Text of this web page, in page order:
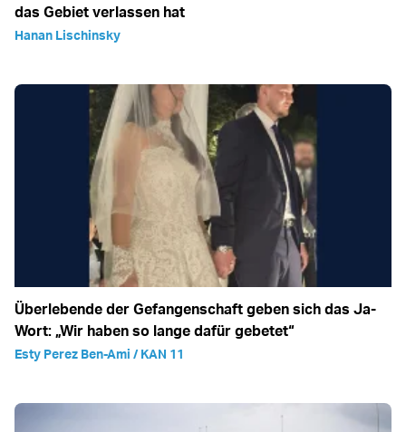
das Gebiet verlassen hat
Hanan Lischinsky
Überlebende der Gefangenschaft geben sich das Ja-
Wort: „Wir haben so lange dafür gebetet“
Esty Perez Ben-Ami / KAN 11